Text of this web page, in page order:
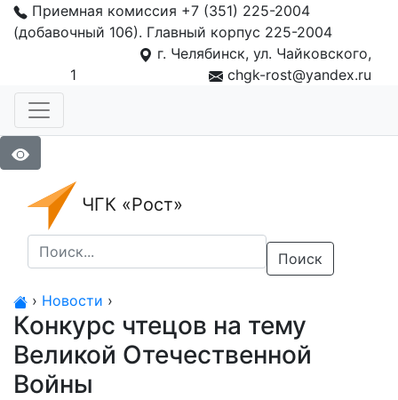
Приемная комиссия +7 (351) 225-2004
(добавочный 106). Главный корпус 225-2004
г. Челябинск, ул. Чайковского,
1
chgk-rost@yandex.ru
ЧГК «Рост»
Поиск
› Новости ›
Конкурс чтецов на тему
Великой Отечественной
Войны